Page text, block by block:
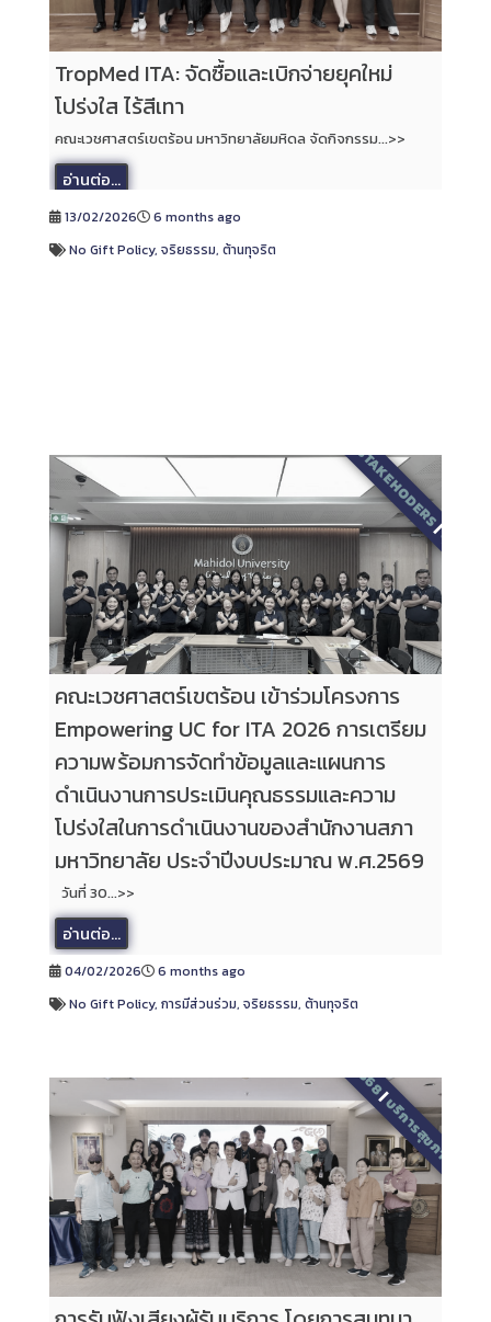
TropMed ITA: จัดซื้อและเบิกจ่ายยุคใหม่
โปร่งใส ไร้สีเทา
คณะเวชศาสตร์เขตร้อน มหาวิทยาลัยมหิดล จัดกิจกรรม...>>
อ่านต่อ...
13/02/2026
6 months ago
No Gift Policy, จริยธรรม, ต้านทุจริต
คณะเวชศาสตร์เขตร้อน เข้าร่วมโครงการ
Empowering UC for ITA 2026 การเตรียม
ความพร้อมการจัดทำข้อมูลและแผนการ
ดำเนินงานการประเมินคุณธรรมและความ
โปร่งใสในการดำเนินงานของสำนักงานสภา
มหาวิทยาลัย ประจำปีงบประมาณ พ.ศ.2569
วันที่ 30...>>
อ่านต่อ...
STAKEHODERS
|บุคลากร
04/02/2026
6 months ago
No Gift Policy, การมีส่วนร่วม, จริยธรรม, ต้านทุจริต
2568
|บริการสุขภาพ